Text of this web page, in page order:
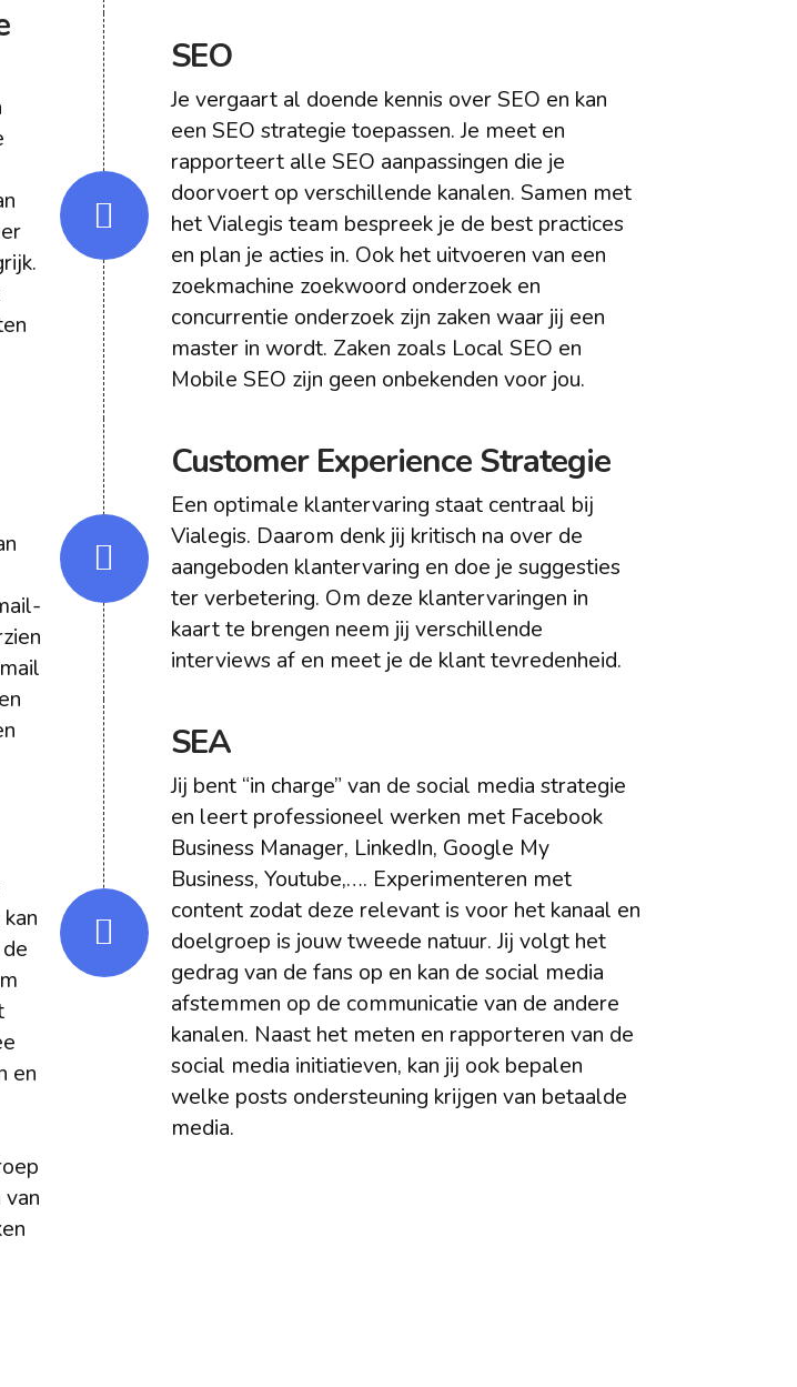
en
SEO
Je vergaart al doende kennis over SEO en kan
een SEO strategie toepassen. Je meet en
rapporteert alle SEO aanpassingen die je
doorvoert op verschillende kanalen. Samen met
het Vialegis team bespreek je de best practices
en plan je acties in. Ook het uitvoeren van een
zoekmachine zoekwoord onderzoek en
concurrentie onderzoek zijn zaken waar jij een
master in wordt. Zaken zoals Local SEO en
Mobile SEO zijn geen onbekenden voor jou.
Customer Experience Strategie
Een optimale klantervaring staat centraal bij
Vialegis. Daarom denk jij kritisch na over de
aangeboden klantervaring en doe je suggesties
ter verbetering. Om deze klantervaringen in
kaart te brengen neem jij verschillende
interviews af en meet je de klant tevredenheid.
SEA
Jij bent “in charge” van de social media strategie
en leert professioneel werken met Facebook
Business Manager, LinkedIn, Google My
Business, Youtube,…. Experimenteren met
content zodat deze relevant is voor het kanaal en
doelgroep is jouw tweede natuur. Jij volgt het
gedrag van de fans op en kan de social media
afstemmen op de communicatie van de andere
kanalen. Naast het meten en rapporteren van de
social media initiatieven, kan jij ook bepalen
welke posts ondersteuning krijgen van betaalde
media.